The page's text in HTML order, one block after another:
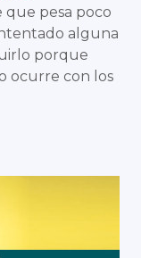
pesa poco
alguna
porque
ocurre con los